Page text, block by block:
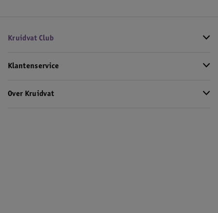
Kruidvat Club
Klantenservice
Over Kruidvat